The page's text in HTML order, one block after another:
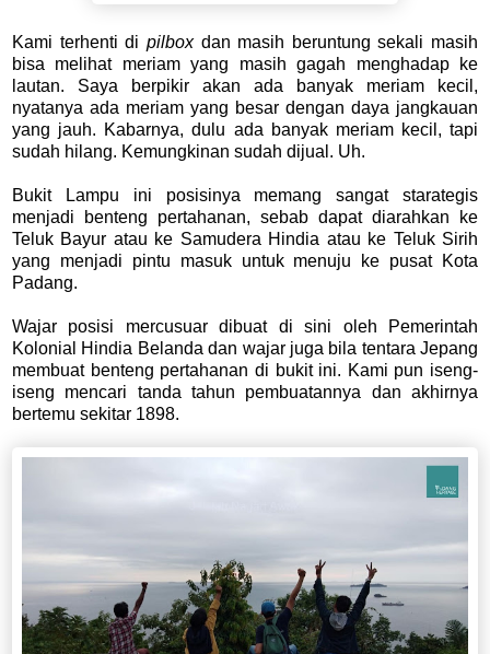
Kami terhenti di pilboxdan masih beruntung sekali masih
bisa melihat meriam yang masih gagah menghadap ke
lautan. Saya berpikir akan ada banyak meriam kecil,
nyatanya ada meriam yang besar dengan daya jangkauan
yang jauh. Kabarnya, dulu ada banyak meriam kecil, tapi
sudah hilang. Kemungkinan sudah dijual. Uh.
Bukit Lampu ini posisinya memang sangat starategis
menjadi benteng pertahanan, sebab dapat diarahkan ke
Teluk Bayur atau ke Samudera Hindia atau ke Teluk Sirih
yang menjadi pintu masuk untuk menuju ke pusat Kota
Padang.
Wajar posisi mercusuar dibuat di sini oleh Pemerintah
Kolonial Hindia Belanda dan wajar juga bila tentara Jepang
membuat benteng pertahanan di bukit ini. Kami pun iseng-
iseng mencari tanda tahun pembuatannya dan akhirnya
bertemu sekitar 1898.